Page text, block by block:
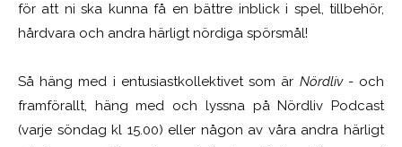
för att ni ska kunna få en bättre inblick i spel, tillbehör,
hårdvara och andra härligt nördiga spörsmål!
Så häng med i entusiastkollektivet som är Nördliv- och
framförallt, häng med och lyssna på Nördliv Podcast
(varje söndag kl 15.00) eller någon av våra andra härligt